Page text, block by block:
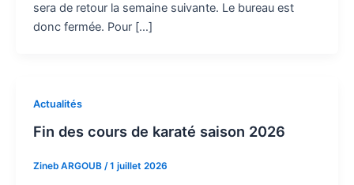
sera de retour la semaine suivante. Le bureau est
donc fermée. Pour […]
Actualités
Fin des cours de karaté saison 2026
Zineb ARGOUB /1 juillet 2026